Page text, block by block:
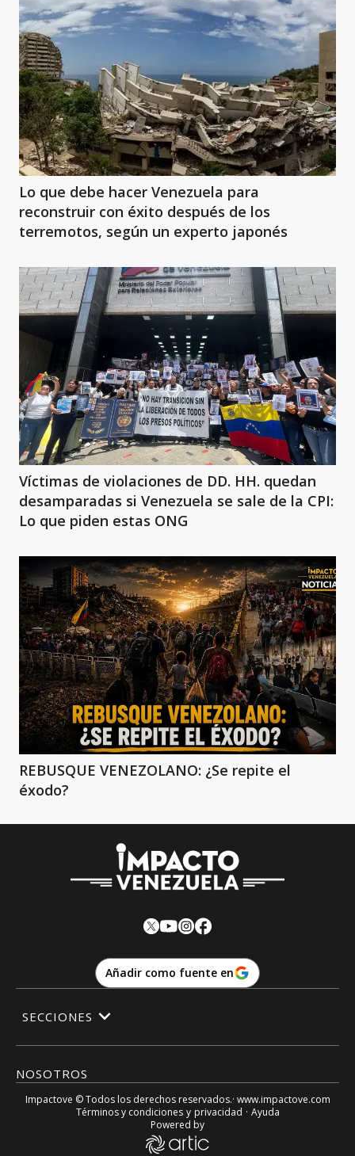
Lo que debe hacer Venezuela para
reconstruir con éxito después de los
terremotos, según un experto japonés
Víctimas de violaciones de DD. HH. quedan
desamparadas si Venezuela se sale de la CPI:
Lo que piden estas ONG
REBUSQUE VENEZOLANO: ¿Se repite el
éxodo?
Añadir como fuente en
NOSOTROS
SECCIONES
Impactove © Todos los derechos reservados.· www.impactove.com
Términos y condiciones y privacidad · Ayuda
Powered by